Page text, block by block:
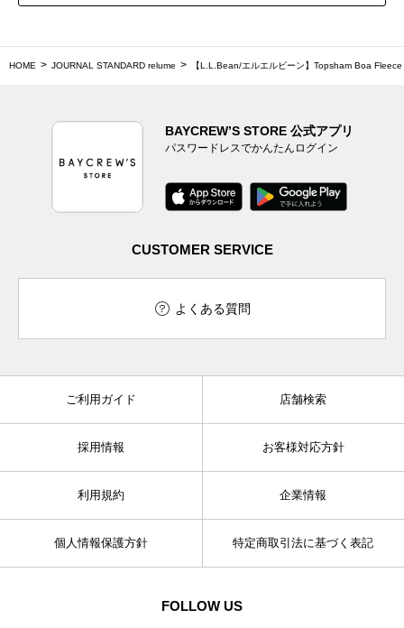
HOME JOURNAL STANDARD relume 【L.L.Bean/エルエルビーン】Topsham Boa
BAYCREW’S STORE 公式アプリ
パスワードレスでかんたんログイン
CUSTOMER SERVICE
よくある質問
ご利用ガイド 店舗検索
採用情報 お客様対応方針
利用規約 企業情報
個人情報保護方針 特定商取引法に基づく表記
FOLLOW US